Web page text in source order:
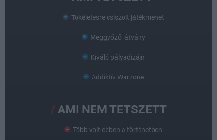
Tökéletesre csiszolt játékmenet
Meggyőző látvány
Kiváló pályadizájn
Addiktív Warzone
AMI NEM TETSZETT
Több volt ebben a történetben